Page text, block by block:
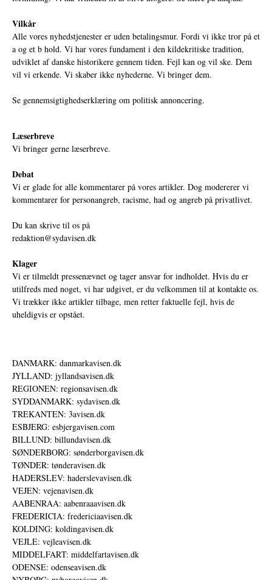
Vilkår
Alle vores nyhedstjenester er uden betalingsmur. Fordi vi ikke tror på et
a og et b hold. Vi har vores fundament i den kildekritiske tradition,
udviklet af danske historikere gennem tiden. Fejl kan og vil ske. Dem
vil vi erkende. Vi skaber ikke nyhederne. Vi bringer dem.
Se gennemsigtighedserklæring om politisk annoncering.
Læserbreve
Vi bringer gerne læserbreve.
Debat
Vi er glade for alle kommentarer på vores artikler. Dog modererer vi
kommentarer for personangreb, racisme, had og angreb på privatlivet.
Du kan skrive til os på
redaktion@sydavisen.dk
Klager
Vi er tilmeldt pressenævnet og tager ansvar for indholdet. Hvis du er
utilfreds med noget, vi har udgivet, er du velkommen til at kontakte os.
Vi trækker ikke artikler tilbage, men retter faktuelle fejl, hvis de
uheldigvis er opstået.
DANMARK: danmarkavisen.dk
JYLLAND: jyllandsavisen.dk
REGIONEN: regionsavisen.dk
SYDDANMARK: sydavisen.dk
TREKANTEN: 3avisen.dk
ESBJERG: esbjergavisen.com
BILLUND: billundavisen.dk
SØNDERBORG: sønderborgavisen.dk
TØNDER: tønderavisen.dk
HADERSLEV: haderslevavisen.dk
VEJEN: vejenavisen.dk
AABENRAA: aabenraaavisen.dk
FREDERICIA: fredericiaavisen.dk
KOLDING: koldingavisen.dk
VEJLE: vejleavisen.dk
MIDDELFART: middelfartavisen.dk
ODENSE: odenseavisen.dk